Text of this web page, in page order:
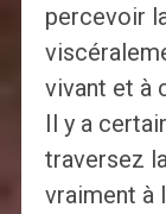
percevoir
vivant et à
Il y a
traversez
vraiment à